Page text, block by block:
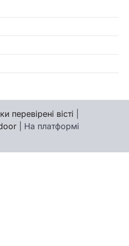
перевірені вісті
| На платформі